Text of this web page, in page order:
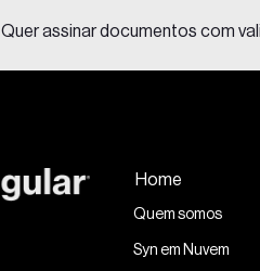
Quer assinar documentos com
Home
Quem somos
Syn em Nuvem